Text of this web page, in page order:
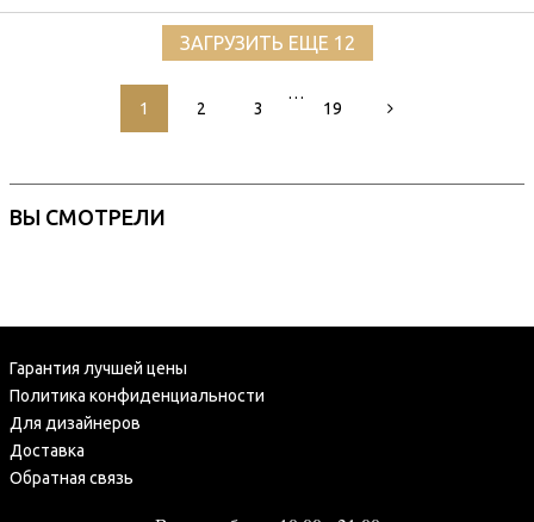
ЗАГРУЗИТЬ ЕЩЕ 12
1 2 3
…
19
ВЫ СМОТРЕЛИ
Гарантия лучшей цены
Политика конфиденциальности
Для дизайнеров
Доставка
Обратная связь